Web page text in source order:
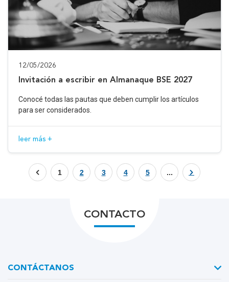
12/05/2026
Invitación a escribir en Almanaque BSE 2027
Conocé todas las pautas que deben cumplir los artículos
para ser considerados.
leer más +
1 2 3 4 5 ...
CONTACTO
CONTÁCTANOS